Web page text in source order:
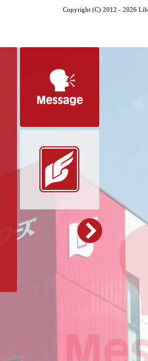
Copyright (C) 2012 - 2026